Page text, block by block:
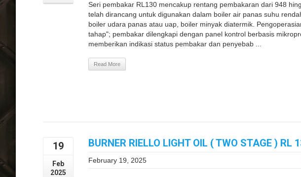
Seri pembakar RL130 mencakup rentang pembakaran dari 948
telah dirancang untuk digunakan dalam boiler air panas suhu
boiler udara panas atau uap, boiler minyak diatermik.
tahap"; pembakar dilengkapi dengan panel kontrol berbasis
memberikan indikasi status pembakar dan penyebab ...
Read More
19
Feb
2025
BURNER RIELLO LIGHT OIL ( TWO STAGE ) RL
February 19, 2025